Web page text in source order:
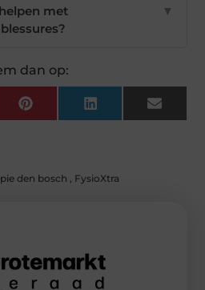
met
▼
dan op:
Pinterest LinkedIn Email
den bosch , FysioXtra